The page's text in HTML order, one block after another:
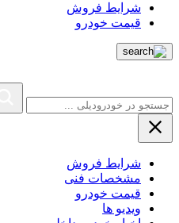
شرایط فروش
قیمت خودرو
شرایط فروش
مشخصات فنی
قیمت خودرو
ویدیو ها